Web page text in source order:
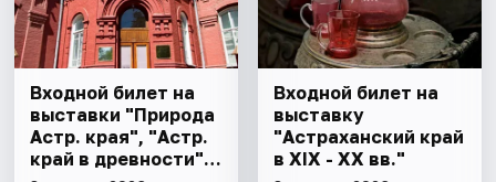
Входной билет на
выставки "Природа
Астр. края", "Астр.
край в древности",
Входной билет на
выставку
"Астраханский край
в XIX - XX вв."